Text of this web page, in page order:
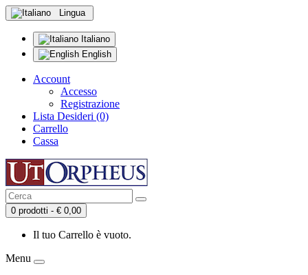
Lingua
Italiano
English
Account
Accesso
Registrazione
Lista Desideri (0)
Carrello
Cassa
0 prodotti - € 0,00
Il tuo Carrello è vuoto.
Menu